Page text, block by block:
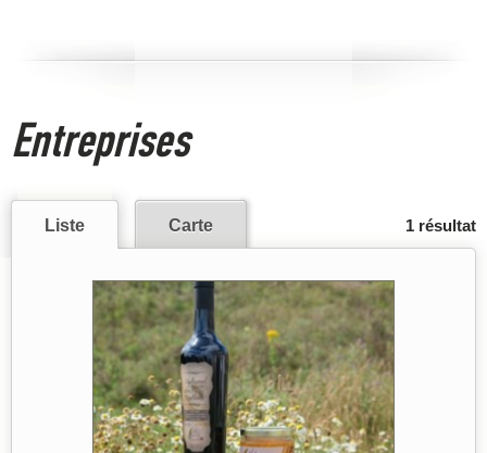
Entreprises
1 résultat
Liste Carte